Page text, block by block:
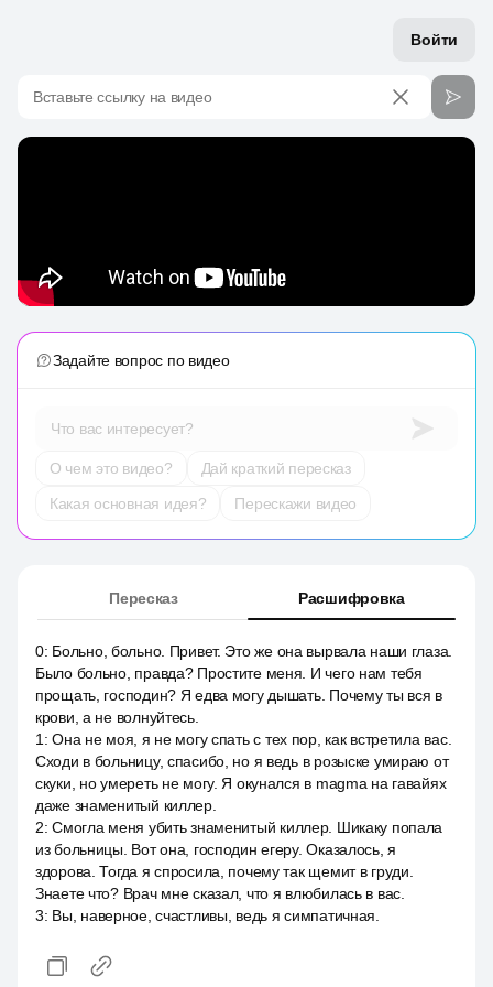
Войти
Вставьте ссылку на видео
Задайте вопрос по видео
Что вас интересует?
О чем это видео?
Дай краткий пересказ
Какая основная идея?
Перескажи видео
Пересказ Расшифровка
0: Больно, больно. Привет. Это же она вырвала наши глаза.
Было больно, правда? Простите меня. И чего нам тебя
прощать, господин? Я едва могу дышать. Почему ты вся в
крови, а не волнуйтесь.
1 :Она не моя, я не могу спать с тех пор, как встретила вас.
Сходи в больницу, спасибо, но я ведь в розыске умираю от
скуки, но умереть не могу. Я окунался в magma на гавайях
даже знаменитый киллер.
2:Смогла меня убить знаменитый киллер. Шикаку попала
из больницы. Вот она, господин егеру. Оказалось, я
здорова. Тогда я спросила, почему так щемит в груди.
Знаете что? Врач мне сказал, что я влюбилась в вас.
3: Вы, наверное, счастливы, ведь я симпатичная.